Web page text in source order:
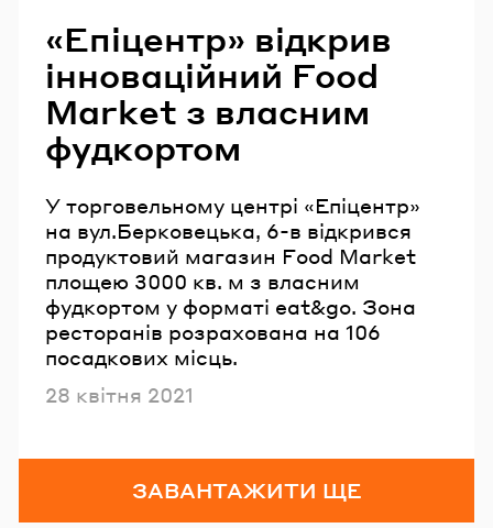
«Епіцентр» відкрив
інноваційний Food
Market з власним
фудкортом
У торговельному центрі «Епіцентр»
на вул.Берковецька, 6-в відкрився
продуктовий магазин Food Market
площею 3000 кв. м з власним
фудкортом у форматі eat&go. Зона
ресторанів розрахована на 106
посадкових місць.
Опубліковано
28 квітня 2021
ЗАВАНТАЖИТИ ЩЕ